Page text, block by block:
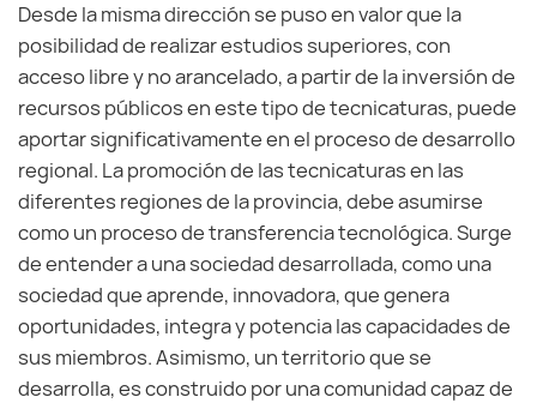
Desde la misma dirección se puso en valor que la
posibilidad de realizar estudios superiores, con
acceso libre y no arancelado, a partir de la inversión de
recursos públicos en este tipo de tecnicaturas, puede
aportar significativamente en el proceso de desarrollo
regional. La promoción de las tecnicaturas en las
diferentes regiones de la provincia, debe asumirse
como un proceso de transferencia tecnológica. Surge
de entender a una sociedad desarrollada, como una
sociedad que aprende, innovadora, que genera
oportunidades, integra y potencia las capacidades de
sus miembros. Asimismo, un territorio que se
desarrolla, es construido por una comunidad capaz de